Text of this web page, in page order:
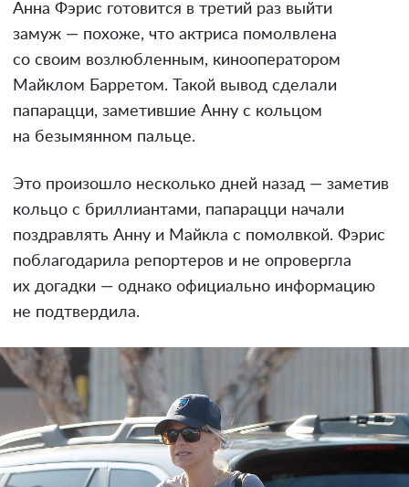
Анна Фэрис готовится в третий раз выйти
замуж — похоже, что актриса помолвлена
со своим возлюбленным, кинооператором
Майклом Барретом. Такой вывод сделали
папарацци, заметившие Анну с кольцом
на безымянном пальце.
Это произошло несколько дней назад — заметив
кольцо с бриллиантами, папарацци начали
поздравлять Анну и Майкла с помолвкой. Фэрис
поблагодарила репортеров и не опровергла
их догадки — однако официально информацию
не подтвердила.